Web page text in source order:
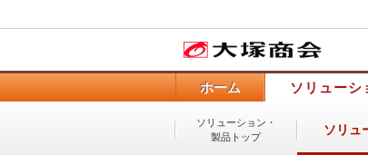
ホーム ソリューシ
ソリューション・
製品トップ
ソリュ